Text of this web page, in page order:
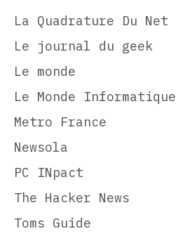
La Quadrature Du Net
Le journal du geek
Le monde
Le Monde Informatique
Metro France
Newsola
PC INpact
The Hacker News
Toms Guide